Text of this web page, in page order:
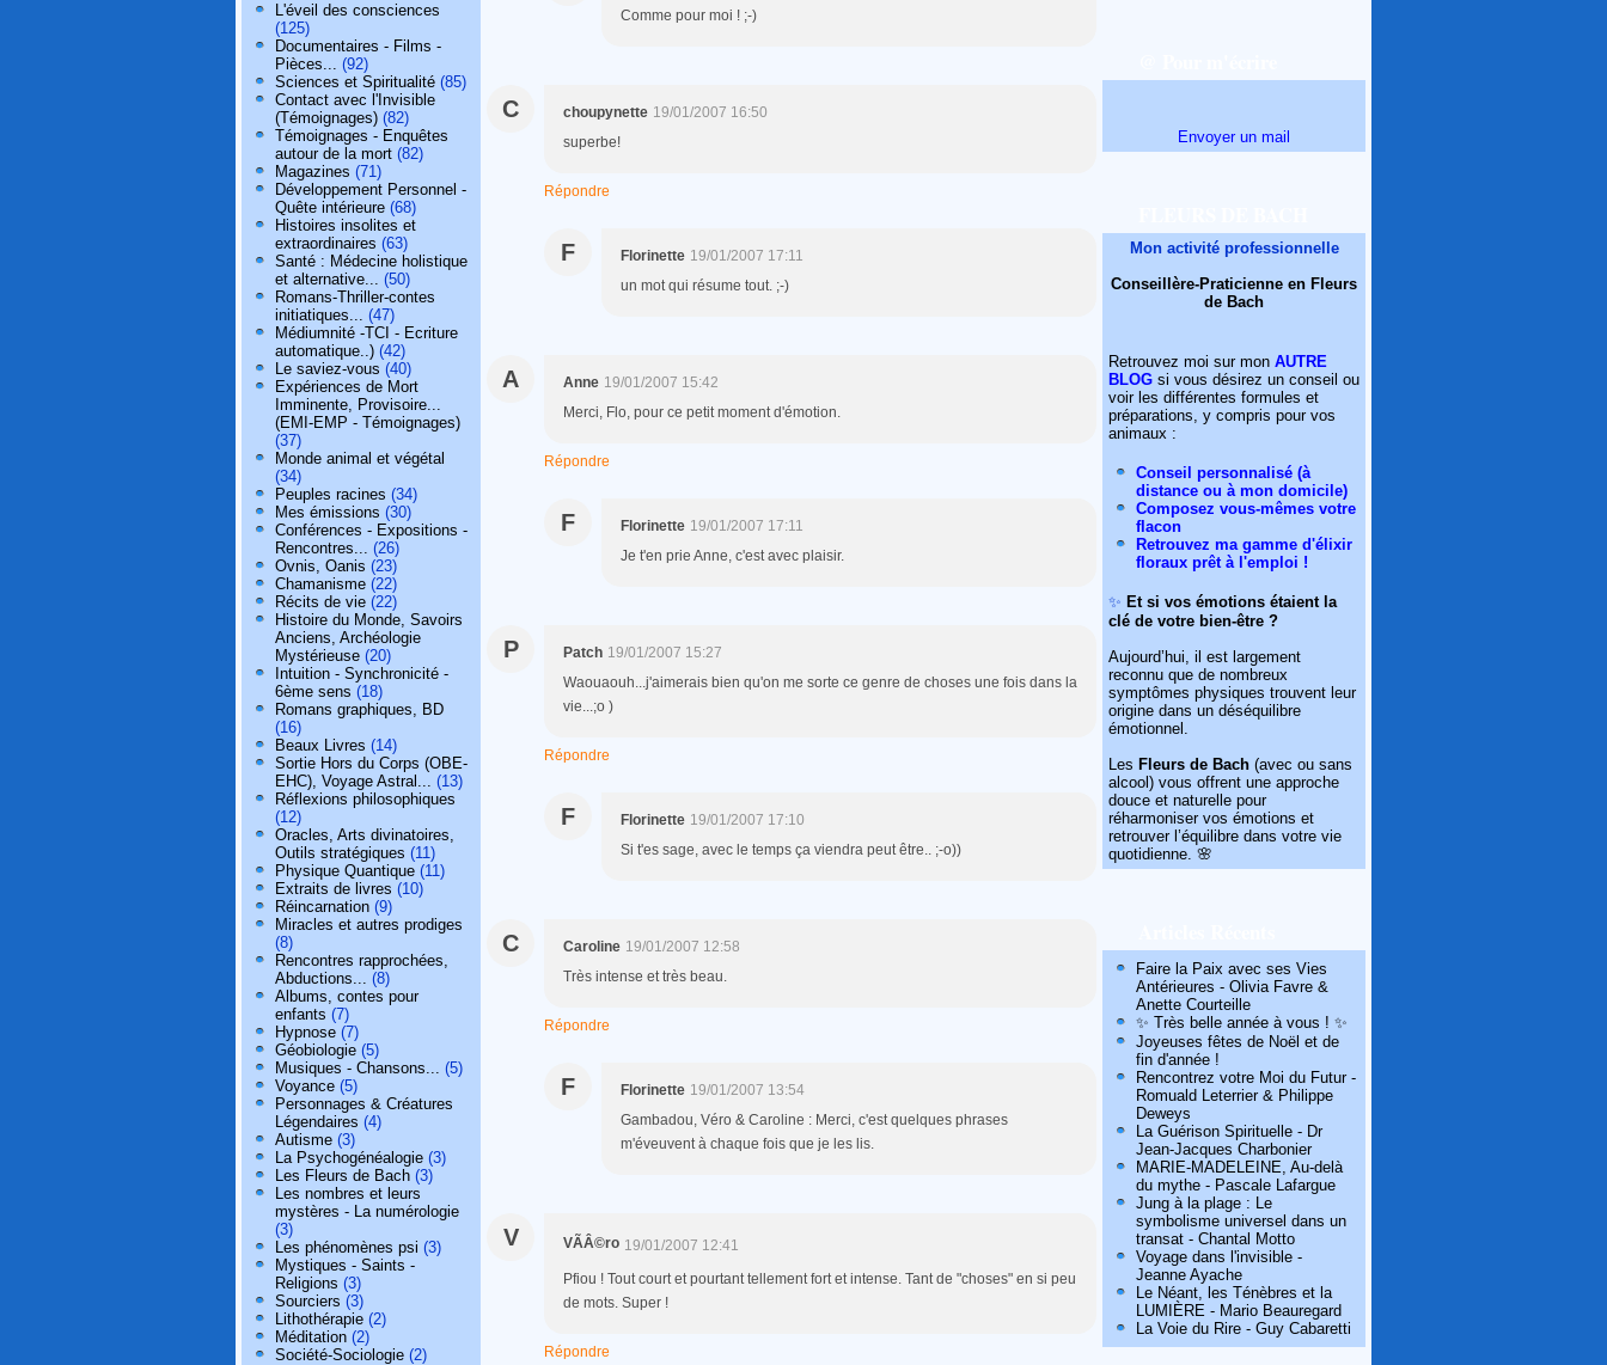
L'éveil des consciences
(125)
Documentaires - Films -
Pièces... (92)
Sciences et Spiritualité (85)
Contact avec l'Invisible
(Témoignages) (82)
Témoignages - Enquêtes
autour de la mort (82)
Magazines (71)
Développement Personnel -
Quête intérieure (68)
Histoires insolites et
extraordinaires (63)
Santé : Médecine holistique
et alternative... (50)
Romans-Thriller-contes
initiatiques... (47)
Médiumnité -TCI - Ecriture
automatique..) (42)
Le saviez-vous (40)
Expériences de Mort
Imminente, Provisoire...
(EMI-EMP - Témoignages)
(37)
Monde animal et végétal
(34)
Peuples racines (34)
Mes émissions (30)
Conférences - Expositions -
Rencontres... (26)
Ovnis, Oanis (23)
Chamanisme (22)
Récits de vie (22)
Histoire du Monde, Savoirs
Anciens, Archéologie
Mystérieuse (20)
Intuition - Synchronicité -
6ème sens (18)
Romans graphiques, BD
(16)
Beaux Livres (14)
Sortie Hors du Corps (OBE-
EHC), Voyage Astral... (13)
Réflexions philosophiques
(12)
Oracles, Arts divinatoires,
Outils stratégiques (11)
Physique Quantique (11)
Extraits de livres (10)
Réincarnation (9)
Miracles et autres prodiges
(8)
Rencontres rapprochées,
Abductions... (8)
Albums, contes pour
enfants (7)
Hypnose (7)
Géobiologie (5)
Musiques - Chansons... (5)
Voyance (5)
Personnages & Créatures
Légendaires (4)
Autisme (3)
La Psychogénéalogie (3)
Les Fleurs de Bach (3)
Les nombres et leurs
mystères - La numérologie
(3)
Les phénomènes psi (3)
Mystiques - Saints -
Religions (3)
Sourciers (3)
Lithothérapie (2)
Méditation (2)
Société-Sociologie (2)
Comme pour moi ! ;-)
C choupynette 19/01/2007 16:50
superbe!
Répondre
F Florinette 19/01/2007 17:11
un mot qui résume tout. ;-)
A Anne 19/01/2007 15:42
Merci, Flo, pour ce petit moment d'émotion.
Répondre
F Florinette 19/01/2007 17:11
Je t'en prie Anne, c'est avec plaisir.
P Patch 19/01/2007 15:27
Waouaouh...j'aimerais bien qu'on me sorte ce genre de choses une fois dans la
vie...;o )
Répondre
F Florinette 19/01/2007 17:10
Si t'es sage, avec le temps ça viendra peut être.. ;-o))
C Caroline 19/01/2007 12:58
Très intense et très beau.
Répondre
F Florinette 19/01/2007 13:54
Gambadou, Véro & Caroline : Merci, c'est quelques phrases
m'éveuvent à chaque fois que je les lis.
V VÃÂ©ro 19/01/2007 12:41
Pfiou ! Tout court et pourtant tellement fort et intense. Tant de "choses" en si peu
de mots. Super !
Répondre
Envoyer un mail
Mon activité professionnelle
Conseillère-Praticienne en Fleurs
de Bach
Retrouvez moi sur mon AUTRE
BLOG si vous désirez un conseil ou
voir les différentes formules et
préparations, y compris pour vos
animaux :
Conseil personnalisé (à
distance ou à mon domicile)
Composez vous-mêmes votre
flacon
Retrouvez ma gamme d'élixir
floraux prêt à l'emploi !
✨ Et si vos émotions étaient la
clé de votre bien-être ?
Aujourd’hui, il est largement
reconnu que de nombreux
symptômes physiques trouvent leur
origine dans un déséquilibre
émotionnel.
Les Fleurs de Bach (avec ou sans
alcool) vous offrent une approche
douce et naturelle pour
réharmoniser vos émotions et
retrouver l’équilibre dans votre vie
quotidienne. 🌸
Faire la Paix avec ses Vies
Antérieures - Olivia Favre &
Anette Courteille
✨ Très belle année à vous ! ✨
Joyeuses fêtes de Noël et de
fin d'année !
Rencontrez votre Moi du Futur -
Romuald Leterrier & Philippe
Deweys
La Guérison Spirituelle - Dr
Jean-Jacques Charbonier
MARIE-MADELEINE, Au-delà
du mythe - Pascale Lafargue
Jung à la plage : Le
symbolisme universel dans un
transat - Chantal Motto
Voyage dans l'invisible -
Jeanne Ayache
Le Néant, les Ténèbres et la
LUMIÈRE - Mario Beauregard
La Voie du Rire - Guy Cabaretti